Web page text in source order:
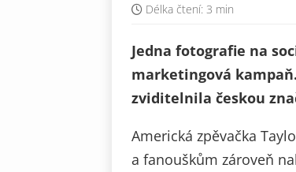
Délka čtení: 3 min
Jedna fotografie na
marketingová
zviditelnila českou
Americká zpěvačka
a fanouškům zároveň